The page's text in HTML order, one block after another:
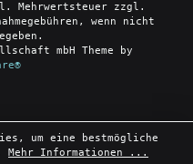
Mehrwertsteuer zzgl.
wenn nicht
mbH Theme by
um eine bestmögliche
Mehr Informationen ...